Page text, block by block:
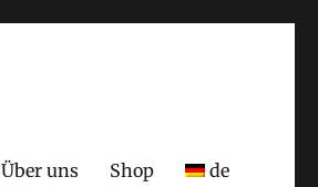
Über uns Shop de